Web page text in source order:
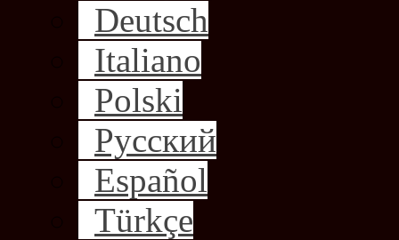
Deutsch
Italiano
Polski
Русский
Español
Türkçe